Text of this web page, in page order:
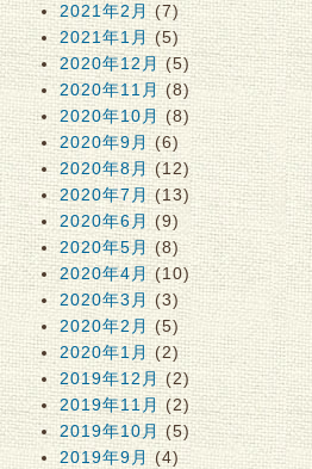
2021年2月(7)
2021年1月(5)
2020年12月(5)
2020年11月(8)
2020年10月 (8)
2020年9月(6)
2020年8月(12)
2020年7月(13)
2020年6月 (9)
2020年5月(8)
2020年4月(10)
2020年3月 (3)
2020年2月 (5)
2020年1月(2)
2019年12月(2)
2019年11月(2)
2019年10月 (5)
2019年9月 (4)